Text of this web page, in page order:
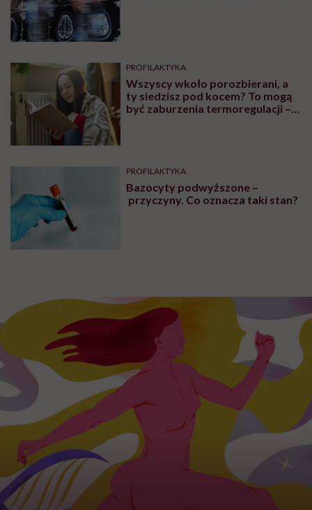
PROFILAKTYKA
Wszyscy wkoło porozbierani, a
ty siedzisz pod kocem? To mogą
być zaburzenia termoregulacji –
PROFILAKTYKA
Bazocyty podwyższone –
przyczyny. Co oznacza taki stan?